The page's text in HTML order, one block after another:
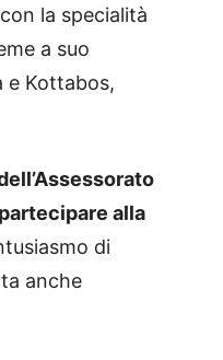
la specialità
a suo
e Kottabos,
alla
di
anche